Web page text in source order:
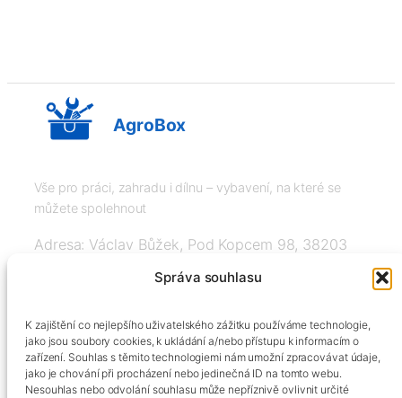
Správa souhlasu
K zajištění co nejlepšího uživatelského zážitku používáme technologie,
jako jsou soubory cookies, k ukládání a/nebo přístupu k informacím o
zařízení. Souhlas s těmito technologiemi nám umožní zpracovávat údaje,
jako je chování při procházení nebo jedinečná ID na tomto webu.
Nesouhlas nebo odvolání souhlasu může nepříznivě ovlivnit určité
AgroBox
Vše pro práci, zahradu i dílnu – vybavení, na které se
můžete spolehnout
Adresa: Václav Bůžek, Pod Kopcem 98, 38203
+420606334248, info@agrobox.cz